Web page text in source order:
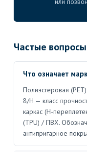
Частые
Что означает
Полиэстеровая
8/H — класс
каркас (H-
(TPU) / ПВХ.
антипригарное